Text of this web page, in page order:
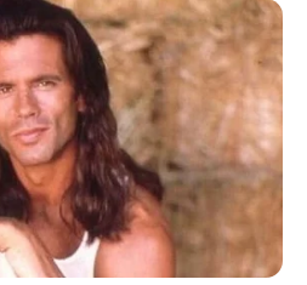
Cara